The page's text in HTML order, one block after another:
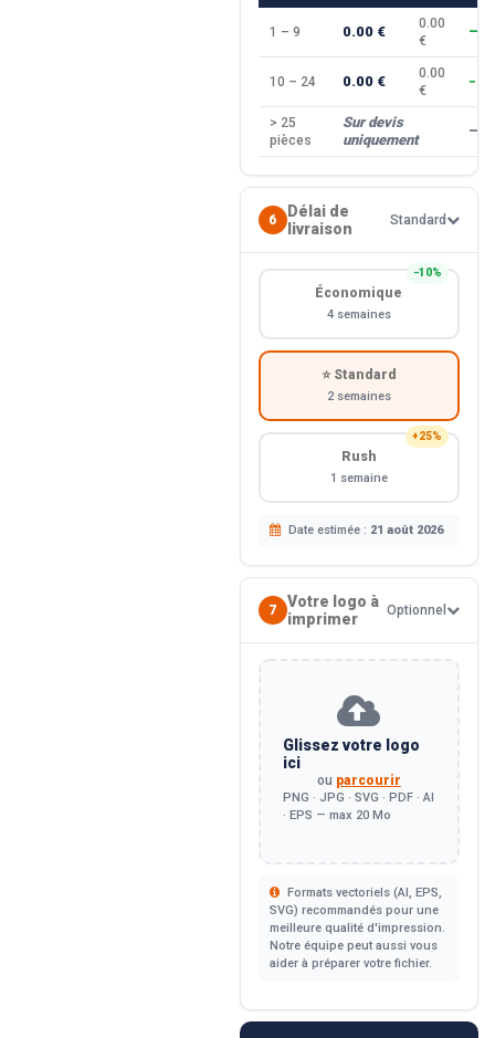
1 – 9 0.00 €
0.00
€
—
10 – 24 0.00 €
0.00
€
> 25
pièces
Sur devis
uniquement
—
6
Délai de
livraison
Standard
−10%
Économique
4 semaines
⭐ Standard
2 semaines
+25%
Rush
1 semaine
Date estimée : 21 août 2026
7
Votre logo à
imprimer
Optionnel
Glissez votre logo
ici
ou parcourir
PNG · JPG · SVG · PDF · AI
· EPS — max 20 Mo
Formats vectoriels (AI, EPS,
SVG) recommandés pour une
meilleure qualité d'impression.
Notre équipe peut aussi vous
aider à préparer votre fichier.